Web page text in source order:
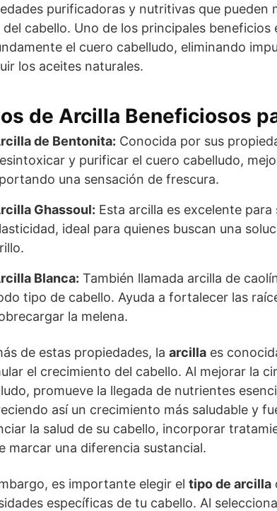
purificadoras y nutritivas que pueden
del cabello. Uno de los principales beneficios
el cuero cabelludo, eliminando
los aceites naturales.
de Arcilla Beneficiosos
de Bentonita: Conocida por sus
y purificar el cuero cabelludo,
una sensación de frescura.
Ghassoul: Esta arcilla es excelente
ideal para quienes buscan una
Blanca: También llamada arcilla de
tipo de cabello. Ayuda a fortalecer las
la melena.
de estas propiedades, la arcilla es
el crecimiento del cabello. Al mejorar la
promueve la llegada de nutrientes
así un crecimiento más saludable y
la salud de su cabello, incorporar
marcar una diferencia sustancial.
es importante elegir el tipo de arcilla
específicas de tu cabello. Al